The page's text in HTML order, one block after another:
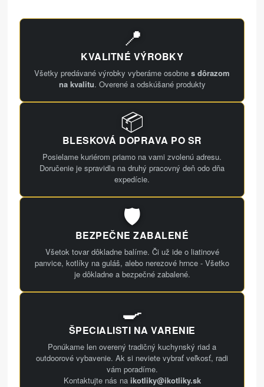
📍
KVALITNÉ VÝROBKY
Všetky predávané výrobky vyberáme osobne s dôrazom
na kvalitu. Overené a odskúšané produkty
📦
BLESKOVÁ DOPRAVA PO SR
Posielame kuriérom priamo na vami zvolenú adresu.
Doručenie je spravidla na druhý pracovný deň odo dňa
expedície.
🛡️
BEZPEČNE ZABALENÉ
Všetok tovar dôkladne balíme. Či už ide o liatinové
panvice, kotlíky na guláš, alebo nerezové hrnce - Všetko
je dôkladne a bezpečné zabalené.
🍳
ŠPECIALISTI NA VARENIE
Ponúkame len overený tradičný kuchynský riad a
outdoorové vybavenie. Ak si neviete vybrať veľkosť, radi
vám poradíme.
Kontaktujte nás na ikotliky@ikotliky.sk